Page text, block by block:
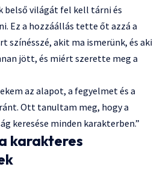
belső világát fel kell tárni és
Ez a hozzáállás tette őt azzá a
színésszé, akit ma ismerünk, és aki
jött, és miért szerette meg a
az alapot, a fegyelmet és a
Ott tanultam meg, hogy a
keresése minden karakterben.”
karakteres